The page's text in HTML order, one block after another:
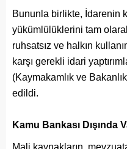
Bununla birlikte, İdarenin
yükümlülüklerini tam
ruhsatsız ve halkın
karşı gerekli idari
(Kaymakamlık ve
edildi.
Kamu Bankası Dışında
Mali kaynakların,